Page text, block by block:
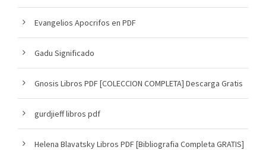
Evangelios Apocrifos en PDF
Gadu Significado
Gnosis Libros PDF [COLECCION COMPLETA] Descarga Gratis
gurdjieff libros pdf
Helena Blavatsky Libros PDF [Bibliografia Completa GRATIS]